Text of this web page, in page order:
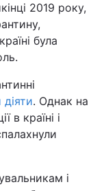
2019 року,
була
. Однак на
в країні і
і